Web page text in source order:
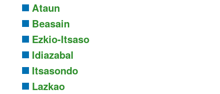
Ataun
Beasain
Ezkio-Itsaso
Idiazabal
Itsasondo
Lazkao